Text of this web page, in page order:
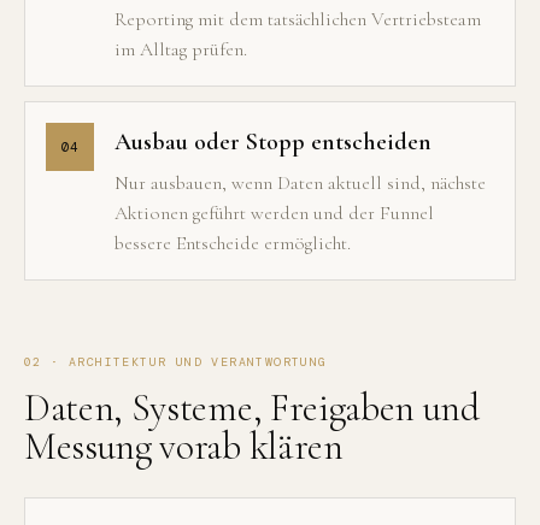
Reporting mit dem tatsächlichen Vertriebsteam
im Alltag prüfen.
04 Ausbau oder Stopp entscheiden
Nur ausbauen, wenn Daten aktuell sind, nächste
Aktionen geführt werden und der Funnel
bessere Entscheide ermöglicht.
02 · ARCHITEKTUR UND VERANTWORTUNG
Daten, Systeme, Freigaben und
Messung vorab klären